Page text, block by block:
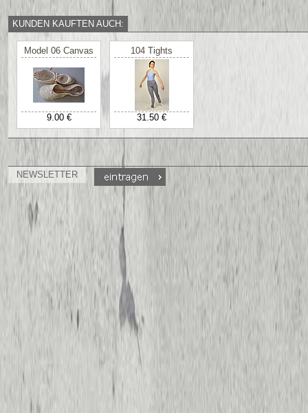
KUNDEN KAUFTEN AUCH:
Model 06 Canvas
9.00 €
104 Tights
31.50 €
NEWSLETTER